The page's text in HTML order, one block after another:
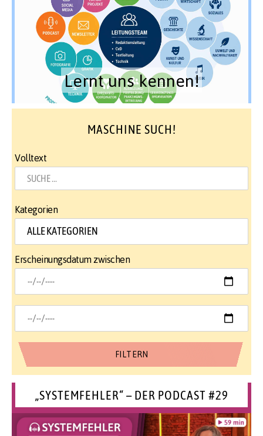
Lernt uns kennen!
MASCHINE SUCH!
Volltext
Kategorien
Erscheinungsdatum zwischen
„SYSTEMFEHLER“ – DER PODCAST #29